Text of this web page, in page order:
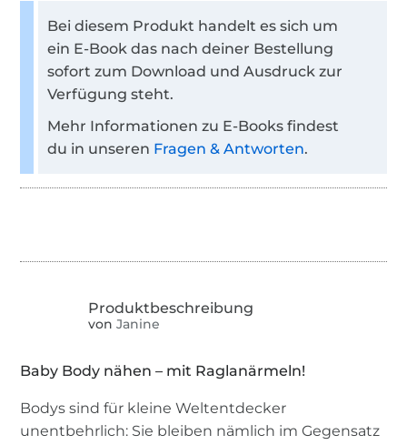
Bei diesem Produkt handelt es sich um
ein E-Book das nach deiner Bestellung
sofort zum Download und Ausdruck zur
Verfügung steht.
Mehr Informationen zu E-Books findest
du in unseren Fragen & Antworten.
von Janine
Baby Body nähen – mit Raglanärmeln!
Bodys sind für kleine Weltentdecker
unentbehrlich: Sie bleiben nämlich im Gegensatz